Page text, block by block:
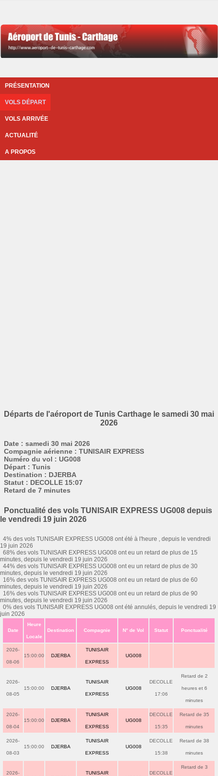
PRÉSENTATION
VOLS DÉPART
VOLS ARRIVÉE
ACTUALITÉ
A PROPOS
Départs de l'aéroport de Tunis Carthage le samedi 30 mai
2026
Date : samedi 30 mai 2026
Compagnie aérienne : TUNISAIR EXPRESS
Numéro du vol : UG008
Départ : Tunis
Destination : DJERBA
Statut : DECOLLE 15:07
Retard de 7 minutes
Ponctualité des vols TUNISAIR EXPRESS UG008 depuis
le vendredi 19 juin 2026
4% des vols TUNISAIR EXPRESS UG008 ont été à l'heure , depuis le vendredi
19 juin 2026
68% des vols TUNISAIR EXPRESS UG008 ont eu un retard de plus de 15
minutes, depuis le vendredi 19 juin 2026
44% des vols TUNISAIR EXPRESS UG008 ont eu un retard de plus de 30
minutes, depuis le vendredi 19 juin 2026
16% des vols TUNISAIR EXPRESS UG008 ont eu un retard de plus de 60
minutes, depuis le vendredi 19 juin 2026
16% des vols TUNISAIR EXPRESS UG008 ont eu un retard de plus de 90
minutes, depuis le vendredi 19 juin 2026
0% des vols TUNISAIR EXPRESS UG008 ont été annulés, depuis le vendredi 19
juin 2026
Date
Heure
Locale
Destination Compagnie N° de Vol Statut Ponctualité
2026-
08-06
15:00:00 DJERBA
TUNISAIR
EXPRESS
UG008
2026-
08-05
15:00:00 DJERBA
TUNISAIR
EXPRESS
UG008
DECOLLE
17:06
Retard de 2
heures et 6
minutes
2026-
08-04
15:00:00 DJERBA
TUNISAIR
EXPRESS
UG008
DECOLLE
15:35
Retard de 35
minutes
2026-
08-03
15:00:00 DJERBA
TUNISAIR
EXPRESS
UG008
DECOLLE
15:38
Retard de 38
minutes
2026- TUNISAIR DECOLLE
Retard de 3